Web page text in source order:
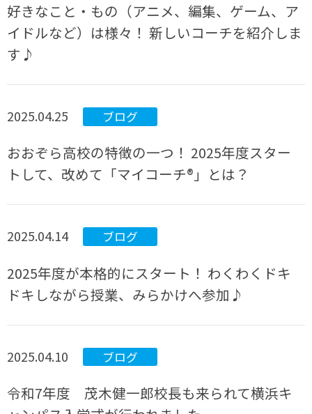
好きなこと・もの（アニメ、編集、ゲーム、ア
イドルなど）は様々！ 新しいコーチを紹介しま
す♪
2025.04.25 ブログ
おおぞら高校の特徴の一つ！ 2025年度スター
トして、改めて「マイコーチ®」とは？
2025.04.14 ブログ
2025年度が本格的にスタート！ わくわくドキ
ドキしながら授業、みらかけへ参加♪
2025.04.10 ブログ
令和7年度 茂木健一郎校長も来られて横浜キ